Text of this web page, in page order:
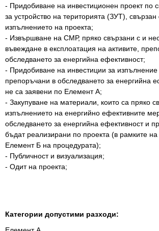
- Придобиване на инвестиционен проект по
за устройство на територията (ЗУТ),
изпълнението на проекта;
- Извършване на СМР, пряко свързани с и
въвеждане в експлоатация на активите,
обследването за енергийна ефективност;
- Придобиване на инвестиции за изпълнение
препоръчани в обследването за енергийна
не са заявени по Елемент А;
- Закупуване на материали, които са пряко
изпълнението на енергийно ефективните
обследването за енергийна ефективност и
бъдат реализирани по проекта (в рамките
Елемент Б на процедурата);
- Публичност и визуализация;
- Одит на проекта;
Категории допустими разходи: